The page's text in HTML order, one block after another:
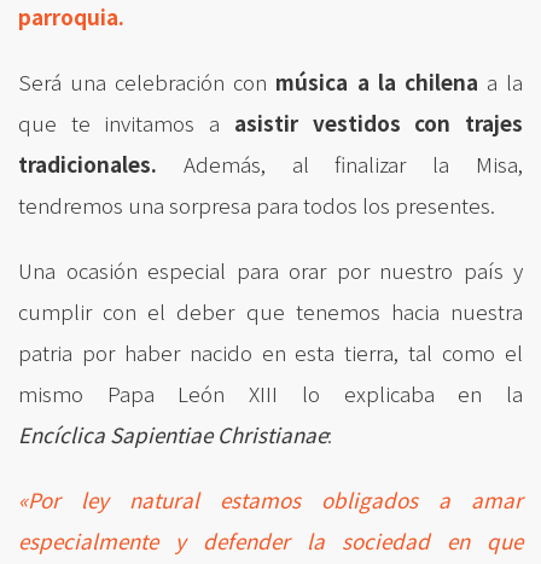
parroquia.
Será una celebración con música a la chilena a la
que te invitamos a asistir vestidos con trajes
tradicionales. Además, al finalizar la Misa,
tendremos una sorpresa para todos los presentes.
Una ocasión especial para orar por nuestro país y
cumplir con el deber que tenemos hacia nuestra
patria por haber nacido en esta tierra, tal como el
mismo Papa León XIII lo explicaba en la
Encíclica Sapientiae Christianae:
«Por ley natural estamos obligados a amar
especialmente y defender la sociedad en que